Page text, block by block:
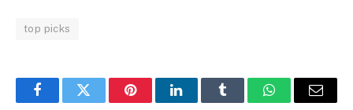
top picks
FacebookTwitter PinterestLinkedInTumblr WhatsAppEmail